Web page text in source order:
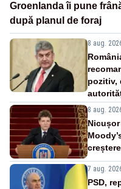
Groenlanda îi pune
după planul de foraj
8 aug.
pozitiv,
8 aug.
7 aug.
PSD,